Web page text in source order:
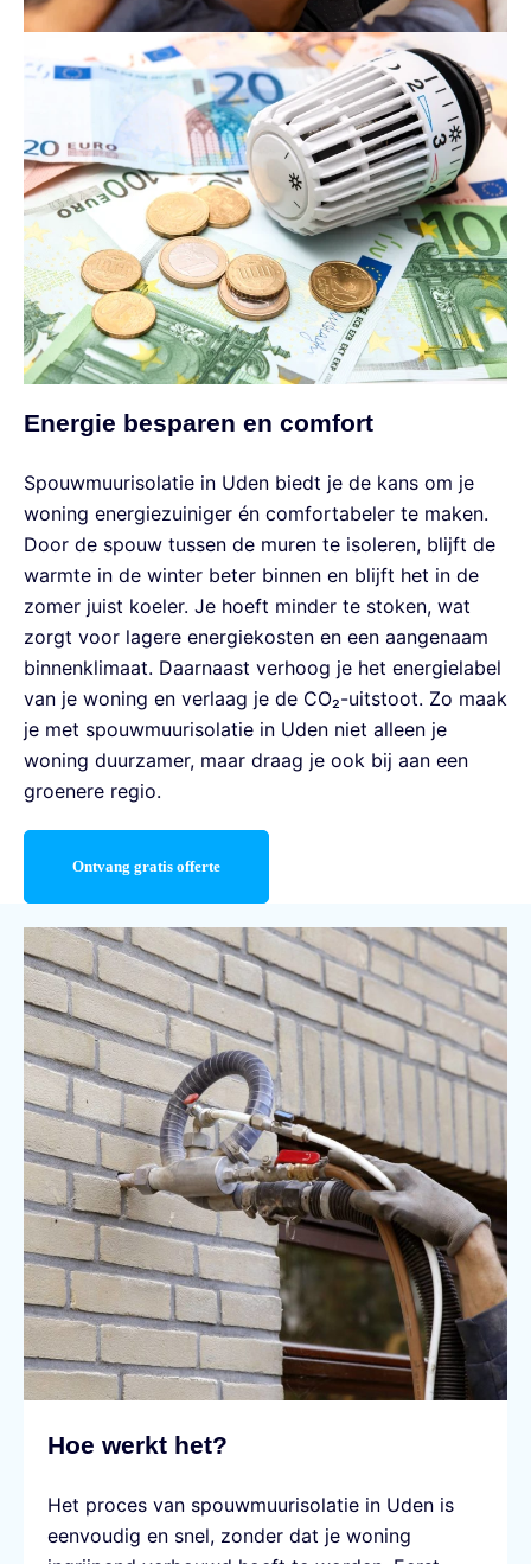
Energie besparen en comfort
Spouwmuurisolatie in Uden biedt je de kans om je
woning energiezuiniger én comfortabeler te maken.
Door de spouw tussen de muren te isoleren, blijft de
warmte in de winter beter binnen en blijft het in de
zomer juist koeler. Je hoeft minder te stoken, wat
zorgt voor lagere energiekosten en een aangenaam
binnenklimaat. Daarnaast verhoog je het energielabel
van je woning en verlaag je de CO₂-uitstoot. Zo maak
je met spouwmuurisolatie in Uden niet alleen je
woning duurzamer, maar draag je ook bij aan een
groenere regio.
Ontvang gratis offerte
Hoe werkt het?
Het proces van spouwmuurisolatie in Uden is
eenvoudig en snel, zonder dat je woning